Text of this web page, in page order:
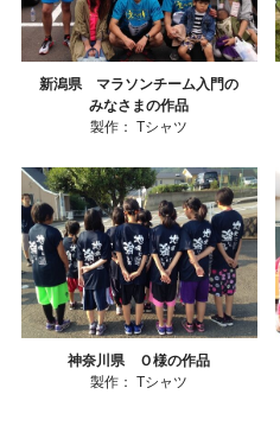
新潟県 マラソンチーム入門の
みなさまの作品
製作： Tシャツ
神奈川県 Ｏ様の作品
製作： Tシャツ